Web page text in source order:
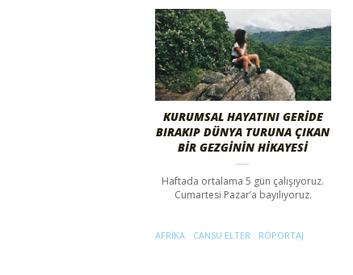
KURUMSAL HAYATINI GERİDE
BIRAKIP DÜNYA TURUNA ÇIKAN
BİR GEZGİNİN HİKAYESİ
Haftada ortalama 5 gün çalışıyoruz.
Cumartesi Pazar’a bayılıyoruz.
AFRIKA CANSU ELTER RÖPORTAJ